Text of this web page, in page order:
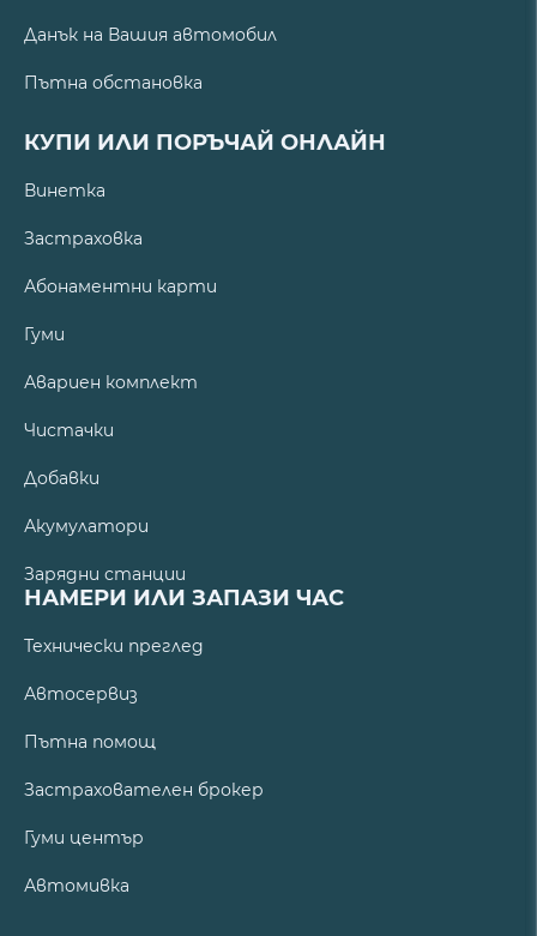
Данък на Вашия автомобил
Пътна обстановка
КУПИ ИЛИ ПОРЪЧАЙ ОНЛАЙН
Винетка
Застраховка
Абонаментни карти
Гуми
Авариен комплект
Чистачки
Добавки
Акумулатори
Зарядни станции
НАМЕРИ ИЛИ ЗАПАЗИ ЧАС
Технически преглед
Автосервиз
Пътна помощ
Застрахователен брокер
Гуми център
Автомивка